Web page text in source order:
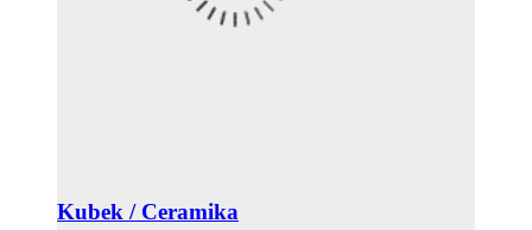
Kubek / Ceramika